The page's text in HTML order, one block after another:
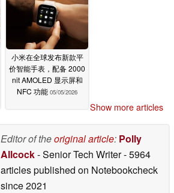
小米在全球发布新款平
价智能手表，配备 2000
nit AMOLED 显示屏和
NFC 功能 05/05/2026
Show more articles
Editor of theoriginal article: Polly
Allcock- Senior Tech Writer- 5964
articles published on Notebookcheck
since 2021